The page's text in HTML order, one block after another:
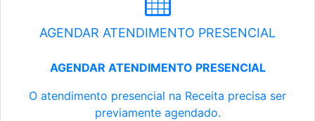
AGENDAR ATENDIMENTO PRESENCIAL
AGENDAR ATENDIMENTO PRESENCIAL
O atendimento presencial na Receita precisa ser
previamente agendado.